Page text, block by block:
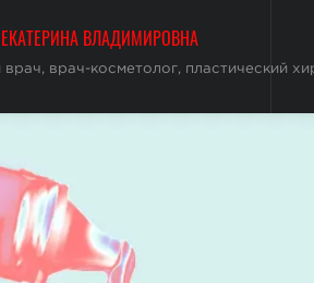
ЕКАТЕРИНА ВЛАДИМИРОВНА
врач, врач-косметолог, пластический